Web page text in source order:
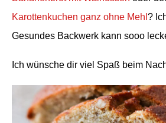
Karottenkuchen ganz ohne Mehl ?
Gesundes Backwerk kann sooo
Ich wünsche dir viel Spaß beim